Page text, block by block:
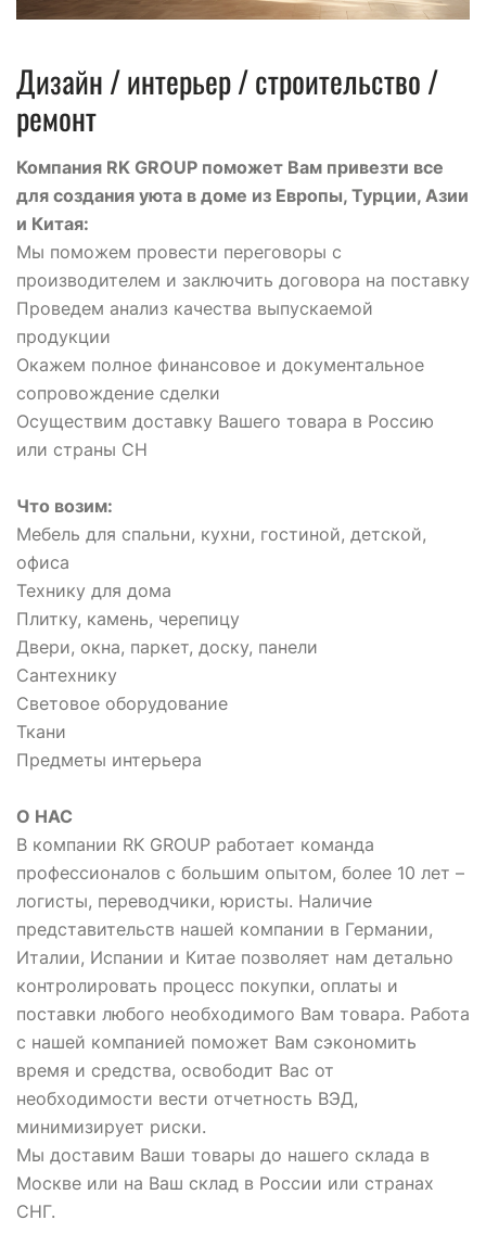
Дизайн / интерьер / строительство /
ремонт
Компания RK GROUP поможет Вам привезти все
для создания уюта в доме из Европы, Турции, Азии
и Китая:
Мы поможем провести переговоры с
производителем и заключить договора на поставку
Проведем анализ качества выпускаемой
продукции
Окажем полное финансовое и документальное
сопровождение сделки
Осуществим доставку Вашего товара в Россию
или страны СН
Что возим:
Мебель для спальни, кухни, гостиной, детской,
офиса
Технику для дома
Плитку, камень, черепицу
Двери, окна, паркет, доску, панели
Сантехнику
Световое оборудование
Ткани
Предметы интерьера
О НАС
В компании RK GROUP работает команда
профессионалов с большим опытом, более 10 лет –
логисты, переводчики, юристы. Наличие
представительств нашей компании в Германии,
Италии, Испании и Китае позволяет нам детально
контролировать процесс покупки, оплаты и
поставки любого необходимого Вам товара. Работа
с нашей компанией поможет Вам сэкономить
время и средства, освободит Вас от
необходимости вести отчетность ВЭД,
минимизирует риски.
Мы доставим Ваши товары до нашего склада в
Москве или на Ваш склад в России или странах
СНГ.